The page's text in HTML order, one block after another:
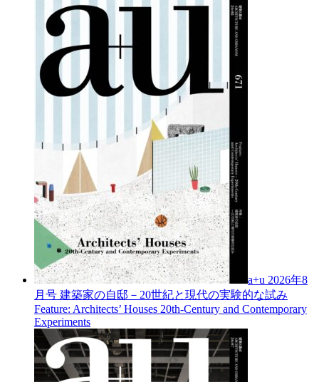
a+u 2026年8
月号 建築家の自邸－20世紀と現代の実験的な試み
Feature: Architects’ Houses 20th-Century and Contemporary
Experiments